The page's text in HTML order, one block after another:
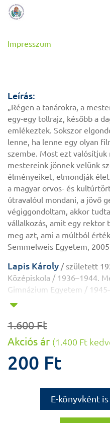
Impresszum
Leírás:
„Régen a tanárokra, a
egy-egy tollrajz, később a
emlékeztek. Sokszor
lenne, ha lenne egy olyan
szembe. Most ezt valósítjuk
mestereink jönnek velünk
élményeiket, elmondják
a magyar orvos- és
útravalóul mondani, a jövő
végiggondoltam, akkor
vállalkozás, amit egy rektor
meg azt, ami a múltból
Semmelweis Egyetem,
Lapis Károly / született
Középiskola / 1936–1944.
Gimnázium Egyetem /
Tudományegyetem Orvosi
onkológus Az
Az orvostudományok
Orvostovábbképző Intézet
/1963–1968. Semmelweis
Patológiai és Kísérleti
Orvostudományi Egyetem
/1985–1991. A Magyar
tagja / 1970-ben A Magyar
1.600 Ft
Akciós ár (1.400 Ft
200 Ft
E-könyvként